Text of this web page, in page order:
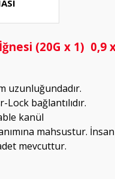
(20G x 1) 0,9
uzunluğundadır.
Lock bağlantılıdır.
kanül
mahsustur. İnsan
mevcuttur.